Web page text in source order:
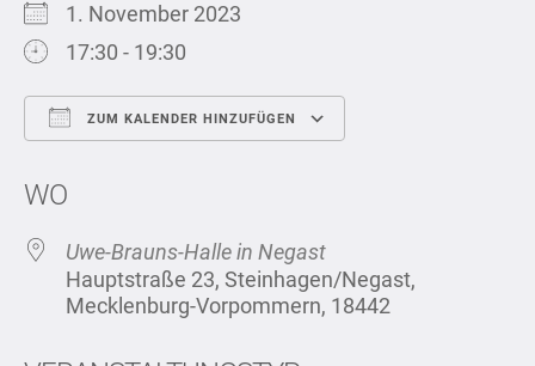
1. November 2023
17:30 - 19:30
ZUM KALENDER HINZUFÜGEN
WO
Uwe-Brauns-Halle in Negast
Hauptstraße 23, Steinhagen/Negast,
Mecklenburg-Vorpommern, 18442